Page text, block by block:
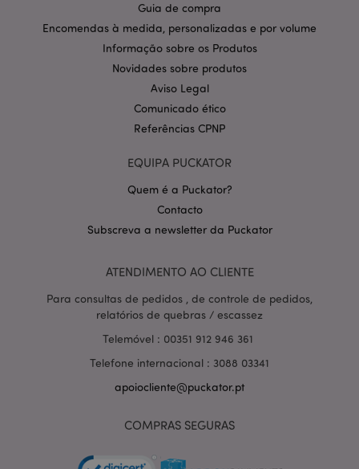
Guia de compra
Encomendas à medida, personalizadas e por volume
Informação sobre os Produtos
Novidades sobre produtos
Aviso Legal
Comunicado ético
Referências CPNP
EQUIPA PUCKATOR
Quem é a Puckator?
Contacto
Subscreva a newsletter da Puckator
ATENDIMENTO AO CLIENTE
Para consultas de pedidos , de controle de pedidos,
relatórios de quebras / escassez
Telemóvel : 00351 912 946 361
Telefone internacional : 3088 03341
apoiocliente@puckator.pt
COMPRAS SEGURAS
section_data_ids
Adobe Inc.
www.puckator.pt